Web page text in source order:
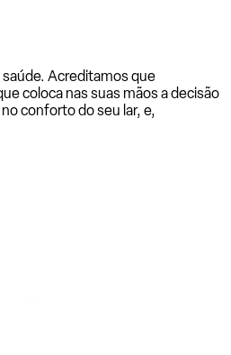
Acreditamos que
coloca nas suas mãos a decisão
conforto do seu lar, e,